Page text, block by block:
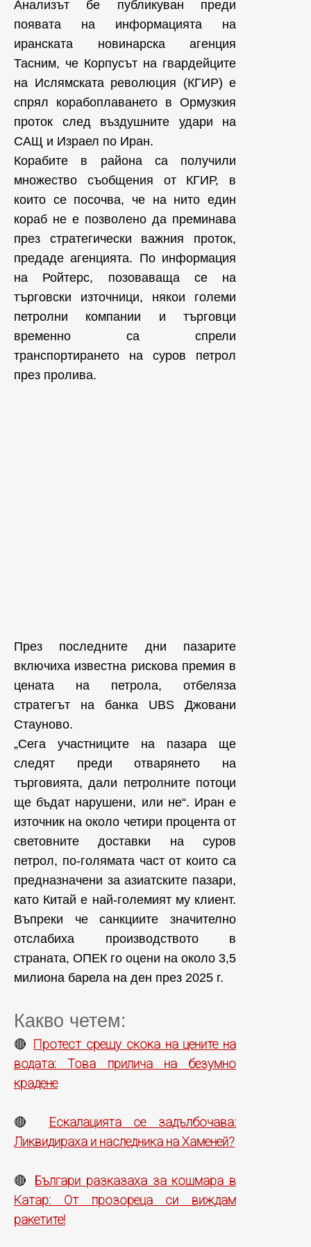
Анализът бе публикуван преди
появата на информацията на
иранската новинарска агенция
Тасним, че Корпусът на гвардейците
на Ислямската революция (КГИР) е
спрял корабоплаването в Ормузкия
проток след въздушните удари на
САЩ и Израел по Иран.
Корабите в района са получили
множество съобщения от КГИР, в
които се посочва, че на нито един
кораб не е позволено да преминава
през стратегически важния проток,
предаде агенцията. По информация
на Ройтерс, позоваваща се на
търговски източници, някои големи
петролни компании и търговци
временно са спрели
транспортирането на суров петрол
през пролива.
През последните дни пазарите
включиха известна рискова премия в
цената на петрола, отбеляза
стратегът на банка UBS Джовани
Стауново.
„Сега участниците на пазара ще
следят преди отварянето на
търговията, дали петролните потоци
ще бъдат нарушени, или не“. Иран е
източник на около четири процента от
световните доставки на суров
петрол, по-голямата част от които са
предназначени за азиатските пазари,
като Китай е най-големият му клиент.
Въпреки че санкциите значително
отслабиха производството в
страната, ОПЕК го оцени на около 3,5
милиона барела на ден през 2025 г.
Какво четем:
🔴 Протест срещу скока на цените на
водата: Това прилича на безумно
крадене
🔴 Ескалацията се задълбочава:
Ликвидираха и наследника на Хаменей?
🔴 Българи разказаха за кошмара в
Катар: От прозореца си виждам
ракетите!